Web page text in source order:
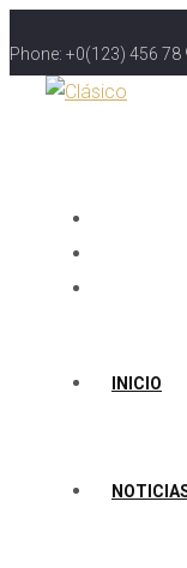
Phone: +0(123) 456
INICIO